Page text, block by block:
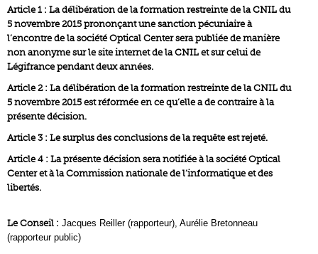
Article 1 : La délibération de la formation restreinte de la CNIL du
5 novembre 2015 prononçant une sanction pécuniaire à
l’encontre de la société Optical Center sera publiée de manière
non anonyme sur le site internet de la CNIL et sur celui de
Légifrance pendant deux années.
Article 2 : La délibération de la formation restreinte de la CNIL du
5 novembre 2015 est réformée en ce qu’elle a de contraire à la
présente décision.
Article 3 : Le surplus des conclusions de la requête est rejeté.
Article 4 : La présente décision sera notifiée à la société Optical
Center et à la Commission nationale de l’informatique et des
libertés.
Le Conseil : Jacques Reiller (rapporteur), Aurélie Bretonneau
(rapporteur public)